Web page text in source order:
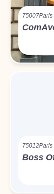
75007Paris
75012Paris
Boss